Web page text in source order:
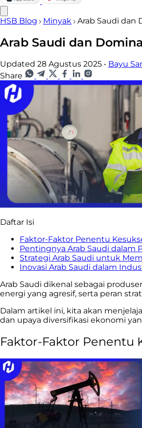
HSB Blog Minyak Arab Saudi dan
Arab Saudi dan
Updated 28 Agustus 2025 • Bayu
Share
Daftar Isi
Faktor-Faktor Penentu
Pentingnya Arab Saudi dalam
Strategi Arab Saudi untuk
Inovasi Arab Saudi dalam
Arab Saudi dikenal sebagai
energi yang agresif, serta peran
Dalam artikel ini, kita akan
dan upaya diversifikasi ekonomi
Faktor-Faktor Penentu